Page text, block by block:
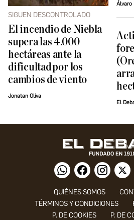
SIGUEN DESCONTROLADO
El incendio de Niebla
supera las 4.000
hectáreas ante la
dificultad por los
cambios de viento
Jonatan Oliva
Álvaro
El
QUIÉNES SOMOS
TÉRMINOS Y CONDICIONES
P. DE COOKIES
P. DE